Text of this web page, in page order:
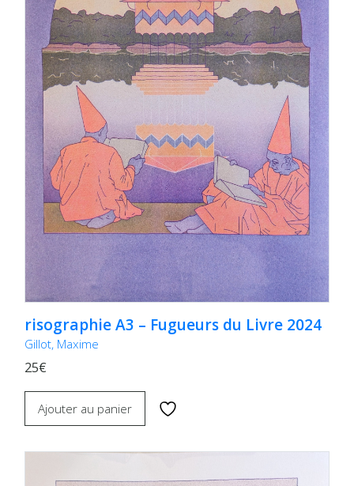
risographie A3 – Fugueurs du Livre 2024
Gillot, Maxime
25€
Ajouter au panier